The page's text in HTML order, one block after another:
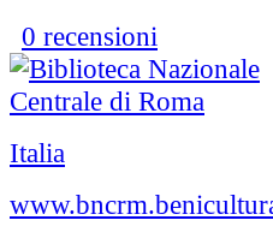
0 recensioni
Italia